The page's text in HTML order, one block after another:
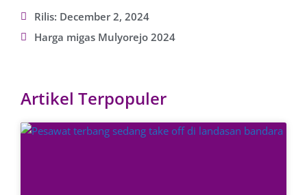
Rilis: December 2, 2024
Harga migas Mulyorejo 2024
Artikel Terpopuler